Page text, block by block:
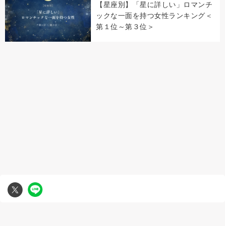
【星座別】「星に詳しい」ロマンチ
ックな一面を持つ女性ランキング＜
第１位～第３位＞